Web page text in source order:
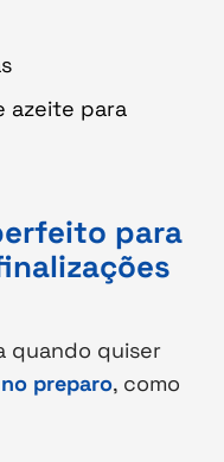
azeite para
para
quando quiser
preparo, como